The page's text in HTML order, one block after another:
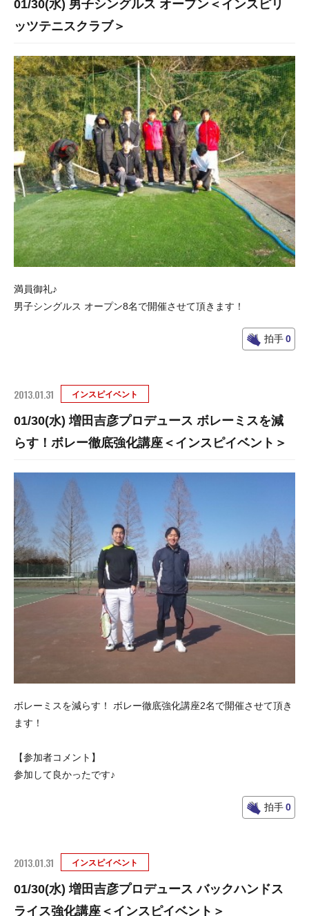
01/30(水) 男子シングルス オープン＜インスピリ
ッツテニスクラブ＞
満員御礼♪
男子シングルス オープン8名で開催させて頂きます！
拍手0
2013.01.31 インスピイベント
01/30(水) 増田吉彦プロデュース ボレーミスを減
らす！ボレー徹底強化講座＜インスピイベント＞
ボレーミスを減らす！ ボレー徹底強化講座2名で開催させて頂き
ます！
【参加者コメント】
参加して良かったです♪
拍手0
2013.01.31 インスピイベント
01/30(水) 増田吉彦プロデュース バックハンドス
ライス強化講座＜インスピイベント＞